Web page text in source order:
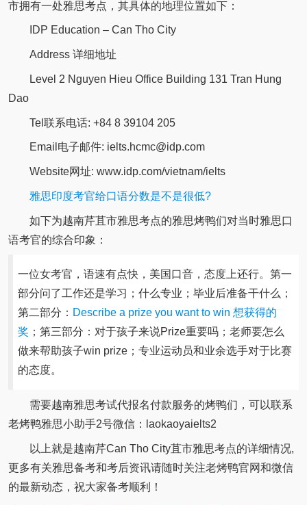
市拥有一处雅思考点，其具体的地理位置如下：
IDP Education – Can Tho City
Address 详细地址
Level 2 Nguyen Hieu Office Building 131 Tran Hung
Dao
Tel联系电话: +84 8 39104 205
Email电子邮件: ielts.hcmc@idp.com
Website网址: www.idp.com/vietnam/ielts
雅思印度考官给口语分数是不是很低?
如下为越南芹苴市雅思考点的雅思烤鸭们对当时雅思口
语考官的综合印象：
一位女考官，语速有点快，美国口音，态度上还行。第一
部分问了工作还是学习；什么专业；毕业后准备干什么；
第二部分： Describe a prize you want to win 想获得的
奖 ；第三部分：对于孩子来说Prize重要吗；老师要怎么
做来帮助孩子win prize；专业运动员和业余选手对于比赛
的态度。
需要越南雅思考试代报名付款服务的烤鸭们，可以联系
老烤鸭雅思小助手2号微信：laokaoyaielts2
以上就是越南芹Can Tho City苴市雅思考点的详细情况,
更多有关雅思备考和考后资讯请随时关注老烤鸭官网和微信
的最新动态，祝大家备考顺利！